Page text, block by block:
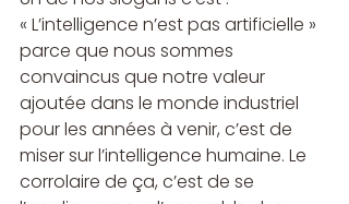
« L’intelligence n’est pas artificielle »
parce que nous sommes
convaincus que notre valeur
ajoutée dans le monde industriel
pour les années à venir, c’est de
miser sur l’intelligence humaine. Le
corrolaire de ça, c’est de se